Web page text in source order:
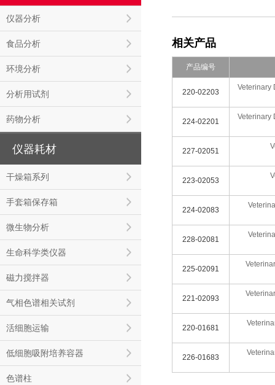
仪器分析
食品分析
环境分析
分析用试剂
药物分析
仪器耗材
干燥箱系列
手套箱保存箱
微生物分析
生命科学类仪器
磁力搅拌器
气相色谱相关试剂
活细胞运输
低细胞吸附培养容器
色谱柱
相关产品
产品编号
220-02203
Veterinary
224-02201
Veterinary
227-02051
223-02053
224-02083
228-02081
225-02091
221-02093
220-01681
226-01683